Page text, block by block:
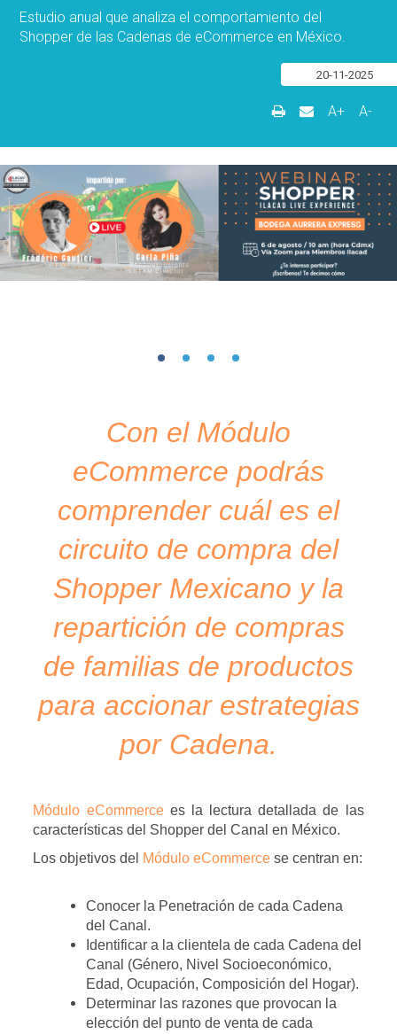
Estudio anual que analiza el comportamiento del
Shopper de las Cadenas de eCommerce en México.
20-11-2025
A+ A-
Con el Módulo
eCommerce podrás
comprender cuál es el
circuito de compra del
Shopper Mexicano y la
repartición de compras
de familias de productos
para accionar estrategias
por Cadena.
Módulo eCommerce es la lectura detallada de las
características del Shopper del Canal en México.
Los objetivos del Módulo eCommercese centran en:
Conocer la Penetración de cada Cadena
del Canal.
Identificar a la clientela de cada Cadena del
Canal (Género, Nivel Socioeconómico,
Edad, Ocupación, Composición del Hogar).
Determinar las razones que provocan la
elección del punto de venta de cada